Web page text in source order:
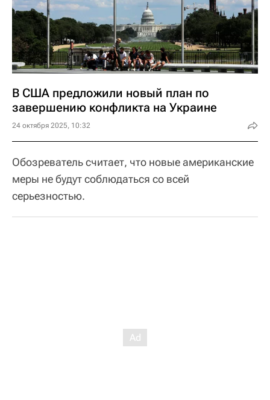
В США предложили новый план по
завершению конфликта на Украине
24 октября 2025, 10:32
Обозреватель считает, что новые американские
меры не будут соблюдаться со всей
серьезностью.